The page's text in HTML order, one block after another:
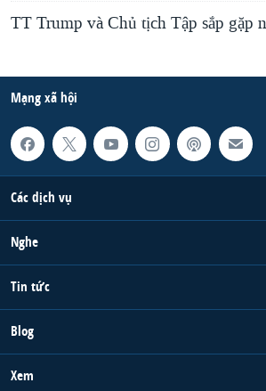
TT Trump và Chủ tịch Tập sắp gặp
Mạng xã hội
Các dịch vụ
Nghe
Tin tức
Blog
Xem